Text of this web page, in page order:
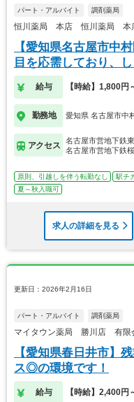
パート・アルバイト 調剤薬局
恒川薬局 本店 恒川薬局 本
【愛知県名古屋市中
目を応需しており、
給与 【時給】1,800円
勤務地 愛知県 名古屋市中
アクセス
名古屋市営地下鉄
名古屋市営地下鉄
原則、引越しを伴う転勤なし 駅チ
夏～秋入職可
求人の詳細を見る
更新日：2026年2月16日
パート・アルバイト 調剤薬局
マイタウン薬局 勝川店 有限
【愛知県春日井市】
ス◎の環境です！
給与 【時給】2,400円